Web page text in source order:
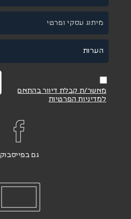
מאשר/ת קבלת דיוור בהתאם
למדיניות הפרטיות
גם בפייסבוק